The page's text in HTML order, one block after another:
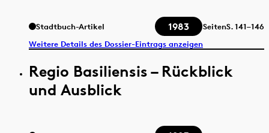
Stadtbuch-Artikel 1983 SeitenS.141–146
Weitere Details des Dossier-Eintrags anzeigen
Regio Basiliensis – Rückblick
und Ausblick